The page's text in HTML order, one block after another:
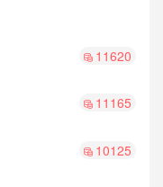
11620
11165
10125